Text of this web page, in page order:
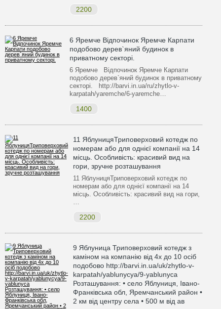
2200
6 Яремче Відпочинок Яремче Карпати
подобово дерев`яний будинок в
приватному секторі.
6 Яремче Відпочинок Яремче Карпати
подобово дерев`яний будинок в приватному
секторі. http://barvi.in.ua/ru/zhytlo-v-
karpatah/yaremche/6-yaremche…
1400
11 ЯблуницяТриповерховий котедж по
номерам або для однієї компанії на 14
місць. Особливість: красивий вид на
гори, зручне розташування
11 ЯблуницяТриповерховий котедж по
номерам або для однієї компанії на 14
місць. Особливість: красивий вид на гори,
…
2200
9 Яблуница Триповерховий котедж з
каміном на компанію від 4х до 10 осіб
подобово http://barvi.in.ua/uk/zhytlo-v-
karpatah/yablunycya/9-yablunyca
Розташування: • село Яблуниця, Івано-
Франківська обл, Яремчанський район •
2 км від центру села • 500 м від ав